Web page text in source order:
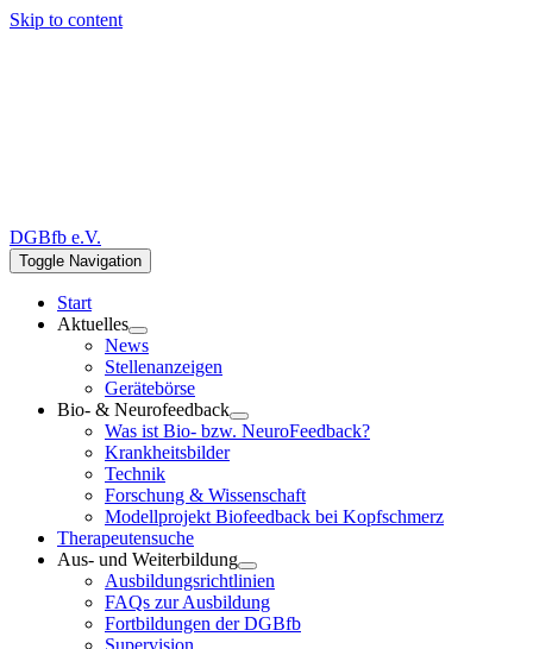
Skip to content
DGBfb e.V.
Toggle Navigation
Start
Aktuelles
News
Stellenanzeigen
Gerätebörse
Bio- & Neurofeedback
Was ist Bio- bzw. NeuroFeedback?
Krankheitsbilder
Technik
Forschung & Wissenschaft
Modellprojekt Biofeedback bei Kopfschmerz
Therapeutensuche
Aus- und Weiterbildung
Ausbildungsrichtlinien
FAQs zur Ausbildung
Fortbildungen der DGBfb
Supervision